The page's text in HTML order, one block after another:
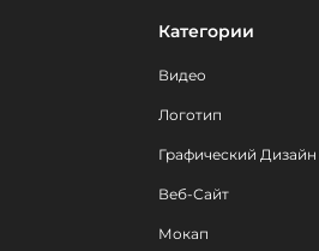
Категории
Видео
Логотип
Графический Дизайн
Веб-Сайт
Мокап